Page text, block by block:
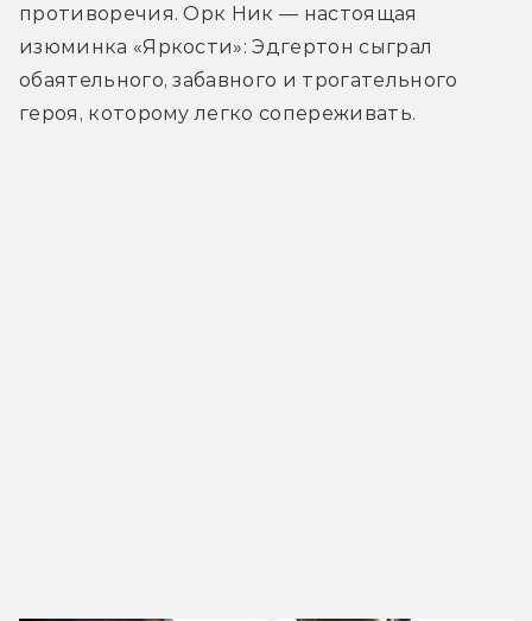
противоречия. Орк Ник — настоящая
изюминка «Яркости»: Эдгертон сыграл
обаятельного, забавного и трогательного
героя, которому легко сопереживать.